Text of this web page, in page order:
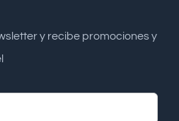
y recibe promociones y